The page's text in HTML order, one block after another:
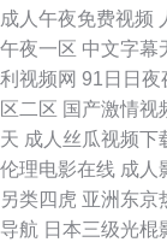
媒熊猫视频 超碰99
网 97自拍网站 超碰
夜色先锋 午夜无码
码网站 岛国久久网
成人午夜免费视频
午夜一区 中文字幕
利视频网 91日日夜
区二区 国产激情视
天 成人丝瓜视频下
伦理电影在线 成人
另类四虎 亚洲东京
导航 日本三级光棍